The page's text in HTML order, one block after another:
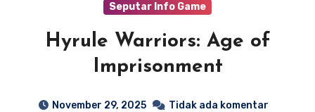
Seputar Info Game
Hyrule Warriors: Age of
Imprisonment
November 29, 2025 Tidak ada komentar